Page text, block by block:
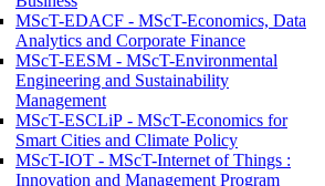
MScT-EDACF - MScT-Economics, Data
Analytics and Corporate Finance
MScT-EESM - MScT-Environmental
Engineering and Sustainability
Management
MScT-ESCLiP - MScT-Economics for
Smart Cities and Climate Policy
MScT-IOT - MScT-Internet of Things :
Innovation and Management Program